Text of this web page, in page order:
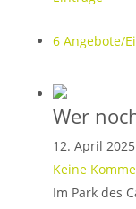
6Angebote/
Wer
12. April 2025
Keine
Im Park des